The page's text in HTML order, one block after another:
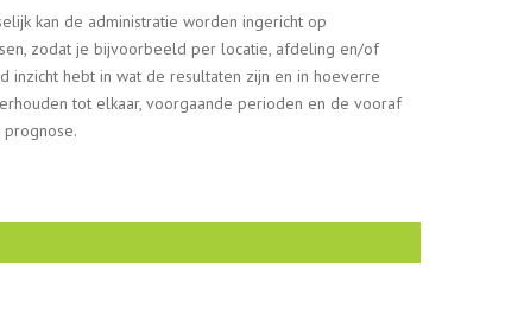
kan de administratie worden ingericht op
zodat je bijvoorbeeld per locatie, afdeling en/of
inzicht hebt in wat de resultaten zijn en in hoeverre
tot elkaar, voorgaande perioden en de vooraf